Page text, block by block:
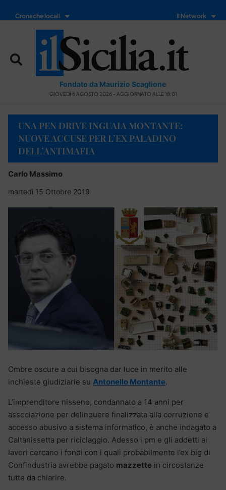
Cronache locali Il Network
Fondato da Maurizio Scaglione
GIOVEDÌ 6 AGOSTO 2026 - AGGIORNATO ALLE 18:01
UNA PEN DRIVE INGUAIA MONTANTE:
NUOVE ACCUSE PER L’EX PALADINO
DELL’ANTIMAFIA
Carlo Massimo
martedì 15 Ottobre 2019
Ombre oscure a cui bisogna dar luce in merito alle
inchieste giudiziarie su Antonello Montante.
L’imprenditore nisseno, condannato a 14 anni per
associazione per delinquere finalizzata alla corruzione e
accesso abusivo a sistema informatico, è anche indagato a
Caltanissetta per riciclaggio. Adesso i pm e gli addetti ai
lavori cercano i fondi con i quali probabilmente l’ex big di
Confindustria avrebbe pagato mazzette in circostanze
tutte da chiarire.